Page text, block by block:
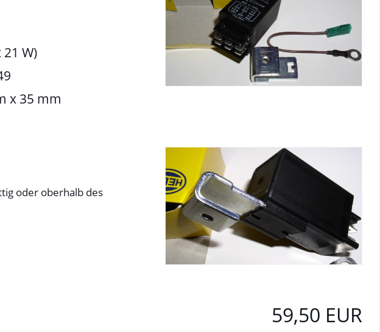
W)
x 35 mm
oder oberhalb des
59,50 EUR